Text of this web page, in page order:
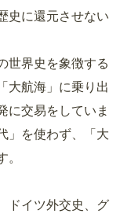
史に還元させない
世界史を象徴する
大航海」に乗り出
に交易をしていま
」を使わず、「大
。
ドイツ外交史、グ